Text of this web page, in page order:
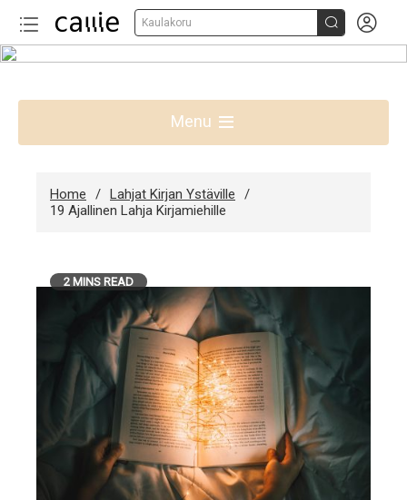
Kaulakoru  
content
Parhaat lahjaideat Suomessa
Menu
Home
Lahjat Kirjan Ystäville
19 Ajallinen Lahja Kirjamiehille
2 MINS READ